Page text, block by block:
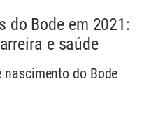
do Bode em 2021:
e saúde
do Bode